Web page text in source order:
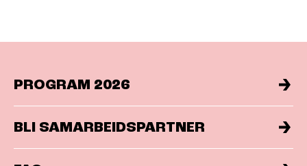
PROGRAM 2026
BLI SAMARBEIDSPARTNER